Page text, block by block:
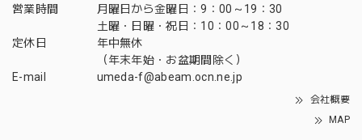
営業時間
月曜日から金曜日：9：00～19：30
土曜・日曜・祝日：10：00～18：30
定休日
年中無休
（年末年始・お盆期間除く）
E-mail
umeda-f@abeam.ocn.ne.jp
会社概要
MAP